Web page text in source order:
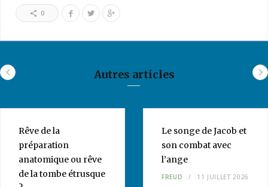
0
Autres articles
Rêve de la
préparation
anatomique ou rêve
de la tombe étrusque
Le songe de Jacob et
son combat avec
l’ange
FREUD 11 JUILLET 2026